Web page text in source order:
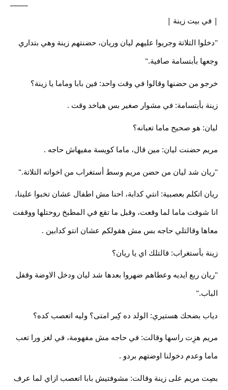
| في بيت زينة |
"دخلوا التلاتة وجريوا عليهم ليان وريان، حضنتهم زينة وهي بتداري
وجعها بأبتسامة صافية."
خرجو من حضنها وقالوا في وقت واحد: فين بابا وماما يا زينة؟
زينة بأبتسامة: في مشوار صغير بس هياخد وقت .
ليان: هو صحيح ماما تعبانه؟
مريم حضنت ليان: مين قال، ماما كويسة مفيهاش حاجه .
"ريان شد ليان من حضن مريم وسط أستغراب من اخواته التلاتة."
ريان اتكلم بعصبية: انتي كدابة، احنا مش اطفال عشان تخبوا علينا،
انا شوفت ماما لما وقعت، وقبل ما تقع في المطبخ روحتلها ووقفت
معاها وقالتلي حاجه بس مش هقولكم عشان انتو كدابين .
زينة بأستغراب: قالتلك اي يا ريان؟
"ريان ربع ايديه وعطاهم ضهروا بعدها شد ليان ودخل الاوضة وقفل
الباب."
دياب بضحك هستيري: الولد ده كِبر امتى؟ وليه اتعصب كده؟
مريم هزِت راسها وقالت: في حاجه مش مفهومة، في لغز ورا تعب
ماما وعدم دخولنا اوضتهم بردو .
بصِت مريم على زينة وقالت: مشوفتيش بابا اتعصب ازاي لما عرف